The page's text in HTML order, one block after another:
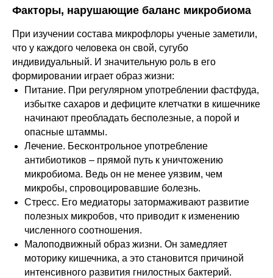
Факторы, нарушающие баланс микробиома
При изучении состава микрофлоры ученые заметили,
что у каждого человека он свой, сугубо
индивидуальный. И значительную роль в его
формировании играет образ жизни:
Питание. При регулярном употреблении фастфуда,
избытке сахаров и дефиците клетчатки в кишечнике
начинают преобладать бесполезные, а порой и
опасные штаммы.
Лечение. Бесконтрольное употребление
антибиотиков – прямой путь к уничтожению
микробиома. Ведь он не менее уязвим, чем
микробы, спровоцировавшие болезнь.
Стресс. Его медиаторы затормаживают развитие
полезных микробов, что приводит к изменению
численного соотношения.
Малоподвижный образ жизни. Он замедляет
моторику кишечника, а это становится причиной
интенсивного развития гнилостных бактерий.